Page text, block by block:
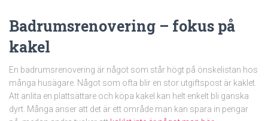
Badrumsrenovering – fokus på
kakel
En badrumsrenovering är något som står högt på önskelistan hos
många husägare. Något som ofta blir en stor utgiftspost är kaklet.
Att anlita en plattsättare och köpa kakel kan helt enkelt bli ganska
dyrt. Många anser att det är ett område man kan spara in pengar